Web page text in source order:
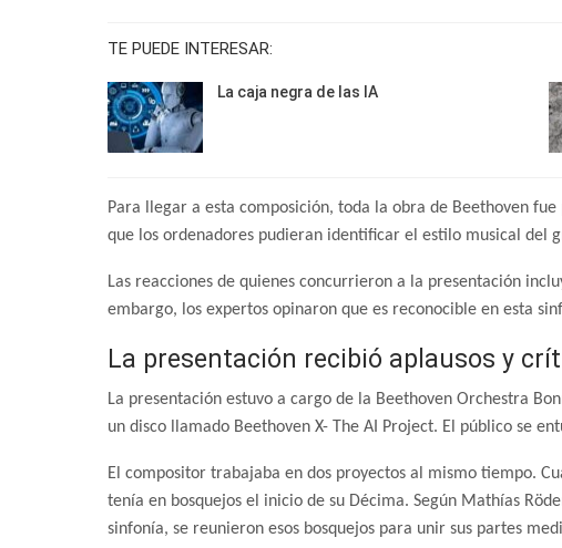
TE PUEDE INTERESAR:
La caja negra de las IA
Para llegar a esta composición, toda la obra de Beethoven
que los ordenadores pudieran identificar el estilo musical del
Las reacciones de quienes concurrieron a la presentación
embargo, los expertos opinaron que es reconocible en esta
La presentación recibió aplausos y
La presentación estuvo a cargo de la Beethoven Orchestra
un disco llamado Beethoven X- The AI Project. El público se
El compositor trabajaba en dos proyectos al mismo tiempo.
tenía en bosquejos el inicio de su Décima. Según Mathías
sinfonía, se reunieron esos bosquejos para unir sus partes